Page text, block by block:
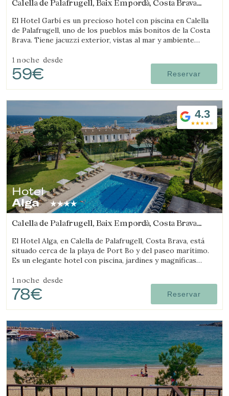
Calella de Palafrugell, Baix Empordà, Costa Brava
El Hotel Garbí es un precioso hotel con piscina en Calella
de Palafrugell, uno de los pueblos más bonitos de la Costa
Brava. Tiene jacuzzi exterior, vistas al mar y ambiente
1 noche desde
59€ Reservar
4.3
Hotel
Alga
Calella de Palafrugell, Baix Empordà, Costa Brava
El Hotel Alga, en Calella de Palafrugell, Costa Brava, está
situado cerca de la playa de Port Bo y del paseo marítimo.
Es un elegante hotel con piscina, jardines y magníficas
1 noche desde
78€ Reservar